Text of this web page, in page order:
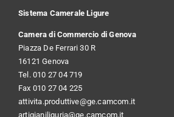
Sistema Camerale Ligure
Camera di Commercio di Genova
Piazza De Ferrari 30 R
16121 Genova
Tel. 010 27 04 719
Fax 010 27 04 225
attivita.produttive@ge.camcom.it
artigianiliguria@ge.camcom.it